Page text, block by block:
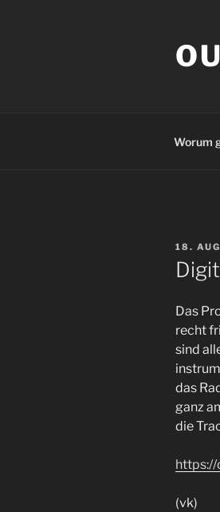
Worum
AM
18.
Das
recht
sind
das
ganz
die
(vk)